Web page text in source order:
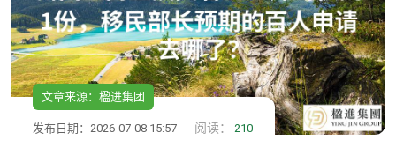
文章来源：楹进集团
发布日期：2026-07-08 15:57 阅读： 210